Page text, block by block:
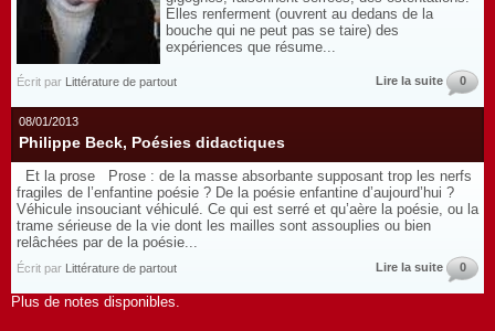
Elles renferment (ouvrent au dedans de la
bouche qui ne peut pas se taire) des
expériences que résume...
Écrit par Littérature de partout Lire la suite 0
08/01/2013
Philippe Beck, Poésies didactiques
Et la prose Prose : de la masse absorbante supposant trop les nerfs
fragiles de l’enfantine poésie ? De la poésie enfantine d’aujourd’hui ?
Véhicule insouciant véhiculé. Ce qui est serré et qu’aère la poésie, ou la
trame sérieuse de la vie dont les mailles sont assouplies ou bien
relâchées par de la poésie...
Écrit par Littérature de partout Lire la suite 0
Plus de notes disponibles.